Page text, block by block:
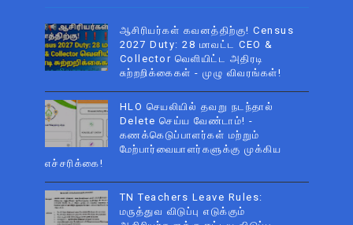
ஆசிரியர்கள் கவனத்திற்கு! Census
2027 Duty: 28 மாவட்ட CEO &
Collector வெளியிட்ட அதிரடி
சுற்றறிக்கைகள் - முழு விவரங்கள்!
HLO செயலியில் தவறு நடந்தால்
Delete செய்ய வேண்டாம்! -
கணக்கெடுப்பாளர்கள் மற்றும்
மேற்பார்வையாளர்களுக்கு முக்கிய
எச்சரிக்கை!
TN Teachers Leave Rules:
மருத்துவ விடுப்பு எடுக்கும்